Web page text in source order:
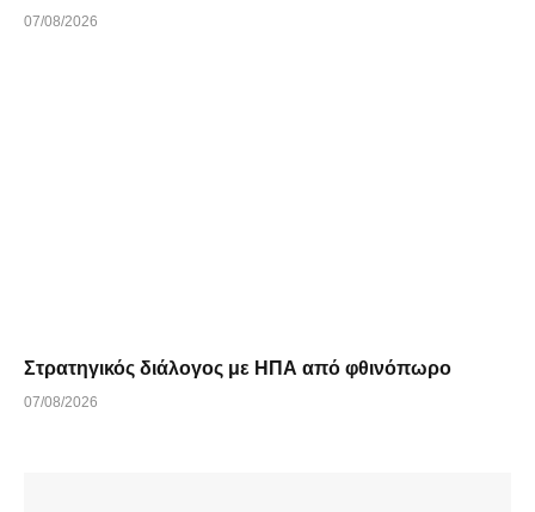
07/08/2026
Στρατηγικός διάλογος με ΗΠΑ από φθινόπωρο
07/08/2026